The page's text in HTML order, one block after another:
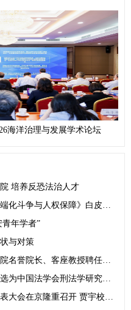
海洋治理与发展学术论坛
培养反恐法治人才
我校举行《新疆的反恐、去极端化斗争与人权保障》白皮书学习座谈会
青年学者”
与对策
西北政法大学隆重举行公安学院名誉院长、客座教授聘任仪式
西北政法大学校长贾宇教授当选为中国法学会刑法学研究会副会长
中国法学会第六次全国会员代表大会在京隆重召开 贾宇校长当选为常务理事、王瀚副校长当选为理事